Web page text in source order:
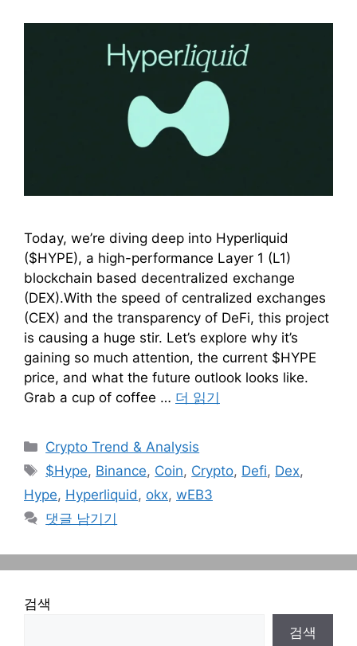
Today, we’re diving deep into Hyperliquid
($HYPE), a high-performance Layer 1 (L1)
blockchain based decentralized exchange
(DEX).With the speed of centralized exchanges
(CEX) and the transparency of DeFi, this project
is causing a huge stir. Let’s explore why it’s
gaining so much attention, the current $HYPE
price, and what the future outlook looks like.
Grab a cup of coffee … 더 읽기
카
테
리
Crypto Trend & Analysis
태
그
$Hype, Binance, Coin, Crypto, Defi, Dex,
Hype, Hyperliquid, okx, wEB3
댓글 남기기
검색
검색